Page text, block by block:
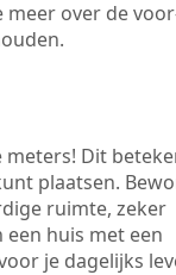
over de
meters! Dit
plaatsen.
ruimte, zeker
huis met een
je dagelijks